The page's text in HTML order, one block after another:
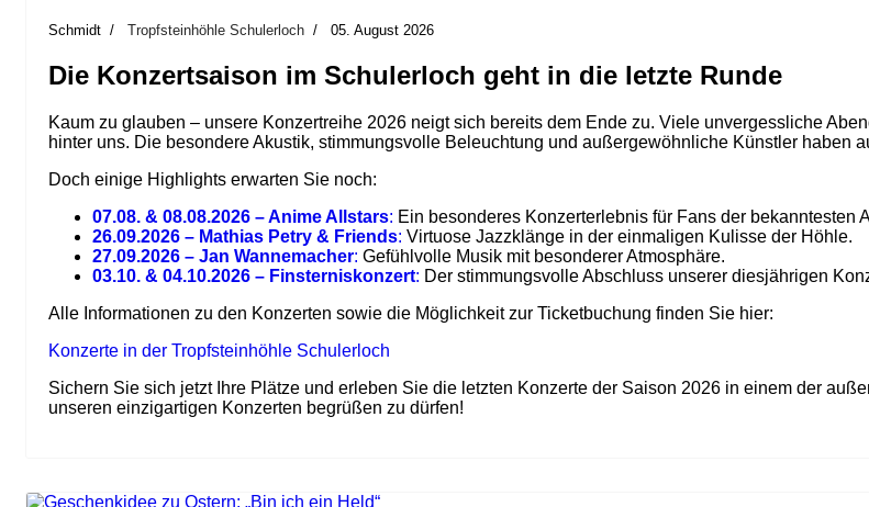
Schmidt Tropfsteinhöhle Schulerloch 05. August 2026
Die Konzertsaison im Schulerloch geht in die letzte Runde
Kaum zu glauben – unsere Konzertreihe 2026 neigt sich bereits dem Ende zu. Viele unvergessliche
hinter uns. Die besondere Akustik, stimmungsvolle Beleuchtung und außergewöhnliche Künstler haben
Doch einige Highlights erwarten Sie noch:
07.08. & 08.08.2026 – Anime Allstars: Ein besonderes Konzerterlebnis für Fans der bekanntesten
26.09.2026 – Mathias Petry & Friends: Virtuose Jazzklänge in der einmaligen Kulisse der Höhle.
27.09.2026 – Jan Wannemacher: Gefühlvolle Musik mit besonderer Atmosphäre.
03.10. & 04.10.2026 – Finsterniskonzert: Der stimmungsvolle Abschluss unserer diesjährigen
Alle Informationen zu den Konzerten sowie die Möglichkeit zur Ticketbuchung finden Sie hier:
Konzerte in der Tropfsteinhöhle Schulerloch
Sichern Sie sich jetzt Ihre Plätze und erleben Sie die letzten Konzerte der Saison 2026 in einem der
unseren einzigartigen Konzerten begrüßen zu dürfen!